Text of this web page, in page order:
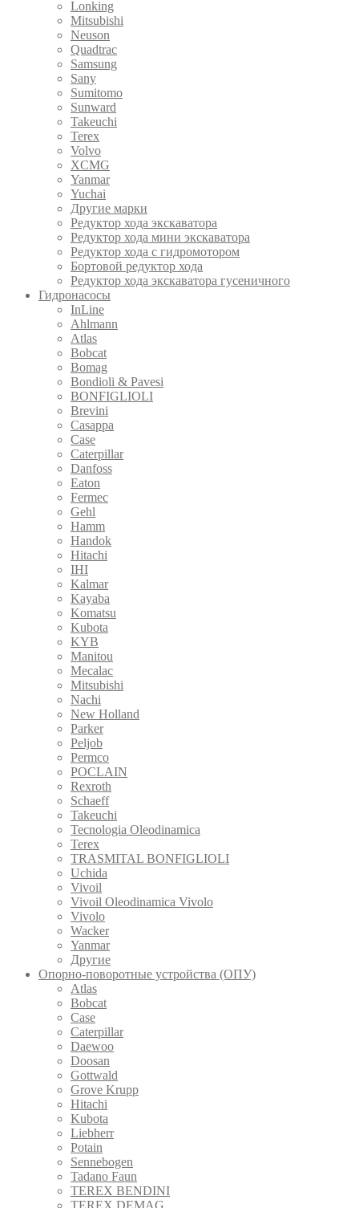
Lonking
Mitsubishi
Neuson
Quadtrac
Samsung
Sany
Sumitomo
Sunward
Takeuchi
Terex
Volvo
XCMG
Yanmar
Yuchai
Другие марки
Редуктор хода экскаватора
Редуктор хода мини экскаватора
Редуктор хода с гидромотором
Бортовой редуктор хода
Редуктор хода экскаватора гусеничного
Гидронасосы
InLine
Ahlmann
Atlas
Bobcat
Bomag
Bondioli & Pavesi
BONFIGLIOLI
Brevini
Casappa
Case
Caterpillar
Danfoss
Eaton
Fermec
Gehl
Hamm
Handok
Hitachi
IHI
Kalmar
Kayaba
Komatsu
Kubota
KYB
Manitou
Mecalac
Mitsubishi
Nachi
New Holland
Parker
Peljob
Permco
POCLAIN
Rexroth
Schaeff
Takeuchi
Tecnologia Oleodinamica
Terex
TRASMITAL BONFIGLIOLI
Uchida
Vivoil
Vivoil Oleodinamica Vivolo
Vivolo
Wacker
Yanmar
Другие
Опорно-поворотные устройства (ОПУ)
Atlas
Bobcat
Case
Caterpillar
Daewoo
Doosan
Gottwald
Grove Krupp
Hitachi
Kubota
Liebherr
Potain
Sennebogen
Tadano Faun
TEREX BENDINI
TEREX DEMAG